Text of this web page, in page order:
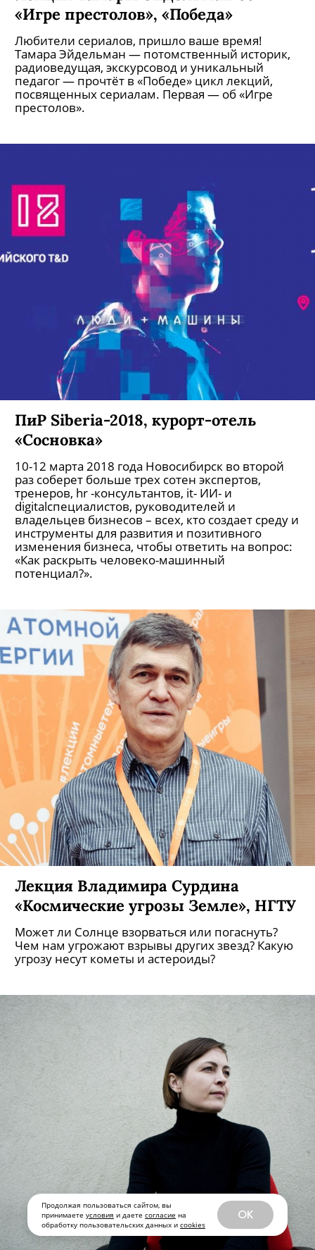
Продолжая пользоваться сайтом, вы
принимаете условия и даете согласие на
обработку пользовательских данных и cookies
OK
Лекция Тамары Эйдельман об
Любители сериалов, пришло ваше время!
Тамара Эйдельман — потомственный историк,
радиоведущая, экскурсовод и уникальный
педагог — прочтёт в «Победе» цикл лекций,
посвященных сериалам. Первая — об «Игре
престолов».
ПиР Siberia-2018, курорт-отель
10-12 марта 2018 года Новосибирск во второй
раз соберет больше трех сотен экспертов,
тренеров, hr -консультантов, it- ИИ- и
digitalспециалистов, руководителей и
владельцев бизнесов – всех, кто создает среду и
инструменты для развития и позитивного
изменения бизнеса, чтобы ответить на вопрос:
«Как раскрыть человеко-машинный
потенциал?».
Лекция Владимира Сурдина
«Космические угрозы Земле», НГТУ
Может ли Солнце взорваться или погаснуть?​
Чем нам угрожают взрывы других звезд?​ Какую
угрозу несут кометы и астероиды?